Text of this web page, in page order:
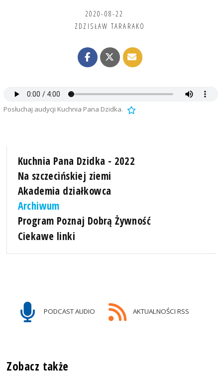
2020-08-22
ZDZISŁAW TARARAKO
Posłuchaj audycji Kuchnia Pana Dzidka.
Kuchnia Pana Dzidka - 2022
Na szczecińskiej ziemi
Akademia działkowca
Archiwum
Program Poznaj Dobrą Żywność
Ciekawe linki
PODCAST AUDIO AKTUALNOŚCI RSS
Zobacz także